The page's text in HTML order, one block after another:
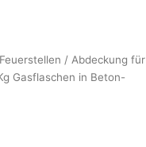
/ Abdeckung für
Gasflaschen in Beton-